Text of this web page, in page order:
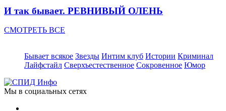
И так бывает. РЕВНИВЫЙ ОЛЕНЬ
СМОТРЕТЬ ВСЕ
Бывает всякое Звезды Интим клуб Истории Криминал
Лайфстайл Сверхъестественное Сокровенное Юмор
Мы в социальных сетях